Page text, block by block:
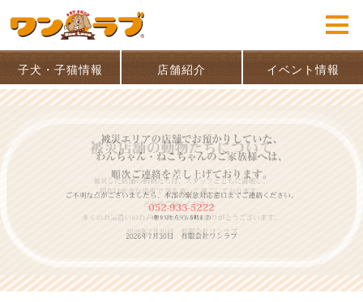
子犬・子猫情報 店舗紹介 イベント情報